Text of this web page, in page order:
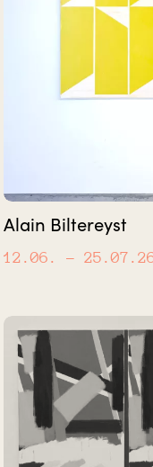
Alain Biltereyst
12.06. –